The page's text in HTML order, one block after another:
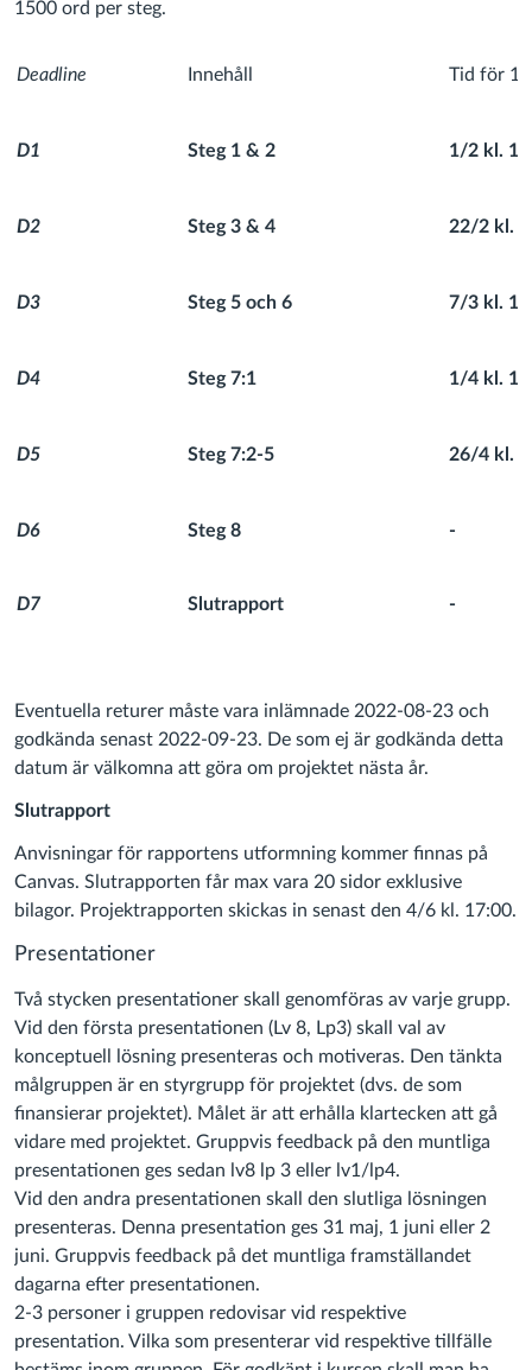
1500 ord per steg.
Deadline Innehåll Tid för
D1 Steg 1 & 2 1/2 kl. 10
D2 Steg 3 & 4 22/2 kl.
D3 Steg 5 och 6 7/3 kl. 13
D4 Steg 7:1 1/4 kl. 12
D5 Steg 7:2-5 26/4 kl.
D6 Steg 8 -
D7 Slutrapport -
Eventuella returer måste vara inlämnade 2022-08-23 och
godkända senast 2022-09-23. De som ej är godkända detta
datum är välkomna att göra om projektet nästa år.
Slutrapport
Anvisningar för rapportens utformning kommer finnas på
Canvas. Slutrapporten får max vara 20 sidor exklusive
bilagor. Projektrapporten skickas in senast den 4/6 kl. 17:00.
Presentationer
Två stycken presentationer skall genomföras av varje grupp.
Vid den första presentationen (Lv 8, Lp3) skall val av
konceptuell lösning presenteras och motiveras. Den tänkta
målgruppen är en styrgrupp för projektet (dvs. de som
finansierar projektet). Målet är att erhålla klartecken att gå
vidare med projektet. Gruppvis feedback på den muntliga
presentationen ges sedan lv8 lp 3 eller lv1/lp4.
Vid den andra presentationen skall den slutliga lösningen
presenteras. Denna presentation ges 31 maj, 1 juni eller 2
juni. Gruppvis feedback på det muntliga framställandet
dagarna efter presentationen.
2-3 personer i gruppen redovisar vid respektive
presentation. Vilka som presenterar vid respektive tillfälle